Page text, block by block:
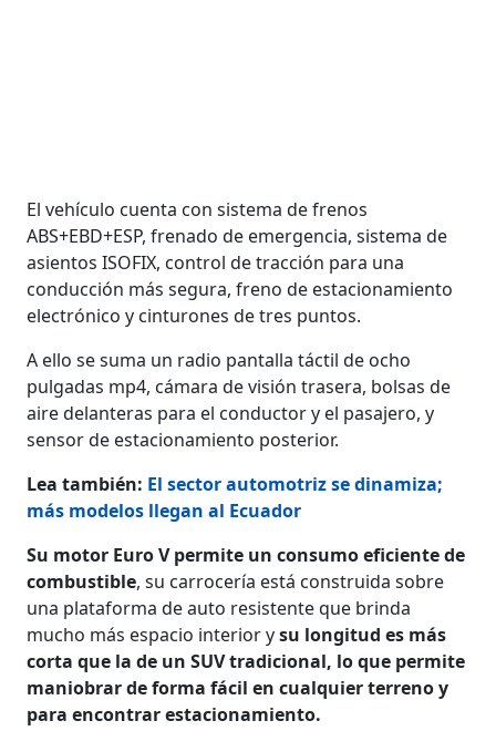
El vehículo cuenta con sistema de frenos
ABS+EBD+ESP, frenado de emergencia, sistema de
asientos ISOFIX, control de tracción para una
conducción más segura, freno de estacionamiento
electrónico y cinturones de tres puntos.
A ello se suma un radio pantalla táctil de ocho
pulgadas mp4, cámara de visión trasera, bolsas de
aire delanteras para el conductor y el pasajero, y
sensor de estacionamiento posterior.
Lea también: El sector automotriz se dinamiza;
más modelos llegan al Ecuador
Su motor Euro V permite un consumo eficiente de
combustible, su carrocería está construida sobre
una plataforma de auto resistente que brinda
mucho más espacio interior ysu longitud es más
corta que la de un SUV tradicional, lo que permite
maniobrar de forma fácil en cualquier terreno y
para encontrar estacionamiento.